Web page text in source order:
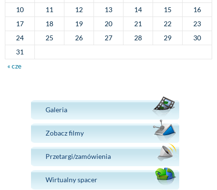
10
11 12 13 14 15
16
17
18 19 20 21 22
23
24
25 26 27 28 29
30
31
« cze
Galeria
Zobacz filmy
Przetargi/zamówienia
Wirtualny spacer